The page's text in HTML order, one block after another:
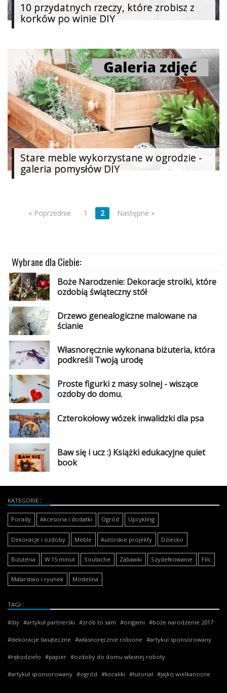
10 przydatnych rzeczy, które zrobisz z
korków po winie DIY
Stare meble wykorzystane w ogrodzie -
galeria pomysłów DIY
« Poprzednie 1 2 Następne »
Wybrane dla Ciebie:
Boże Narodzenie: Dekoracje stroiki, które
ozdobią świąteczny stół
Drzewo genealogiczne malowane na
ścianie
Własnoręcznie wykonana biżuteria, która
podkreśli Twoją urodę
Proste figurki z masy solnej - wiszące
ozdoby do domu.
Czterokołowy wózek inwalidzki dla psa
Baw się i ucz :) Książki edukacyjne quiet
book
KATEGORIE
Porady Akcesoria i dodatki Ogród Upcykling
Dekoracje i ozdoby Meble Autorskie projekty Dziecko
Biżuteria W 15 minut Soutache Zabawki Szydełkowanie Filc
Malarstwo i ryunek Modelina
TAGI
diy artykuł partnerski zrób to sam origami boże narodzenie 2017
dekoracje świąteczne własnoręcznie robione artykul sponsorowany
rękodzieło papier ozdoby do domu własnej roboty
artykuł sponsorowany ogród koraliki tutorial jajko wielkanocne